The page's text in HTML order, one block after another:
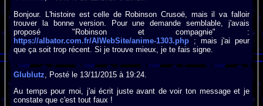
Bonjour. L'histoire est celle de Robinson Crusoë, mais il va falloir
trouver la bonne version. Pour une demande semblable, j'avais
proposé "Robinson et compagnie" :
https://albator.com.fr/AlWebSite/anime-1303.php ; mais j'ai peur
que ça soit trop récent. Si je trouve mieux, je te fais signe.
Glublutz , Posté le 13/11/2015 à 19:24.
Au temps pour moi, j'ai écrit juste avant de voir ton message et je
constate que c'est tout faux !